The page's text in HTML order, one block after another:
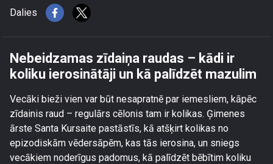
Dalies
Nebeidzamas zīdaiņa raudas – kādi ir
koliku ierosinātāji un kā palīdzēt mazulim
Vecāki bieži vien var būt nesapratnē par iemesliem, kāpēc
zīdainis raud – regulārs cēlonis tam ir kolikas. Ģimenes
ārste Santa Kursaite pastāstīs, kā atšķirt kolikas no
epizodiskām vēdersāpēm, kas tās ierosina, un sniegs
vecākiem noderīgus padomus, kā palīdzēt bēbītim koliku